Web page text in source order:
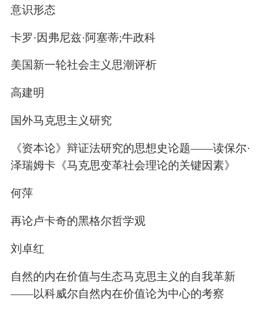
意识形态
卡罗·因弗尼兹·阿塞蒂;牛政科
美国新一轮社会主义思潮评析
高建明
国外马克思主义研究
《资本论》辩证法研究的思想史论题——读保尔·
泽瑞姆卡《马克思变革社会理论的关键因素》
何萍
再论卢卡奇的黑格尔哲学观
刘卓红
自然的内在价值与生态马克思主义的自我革新
——以科威尔自然内在价值论为中心的考察